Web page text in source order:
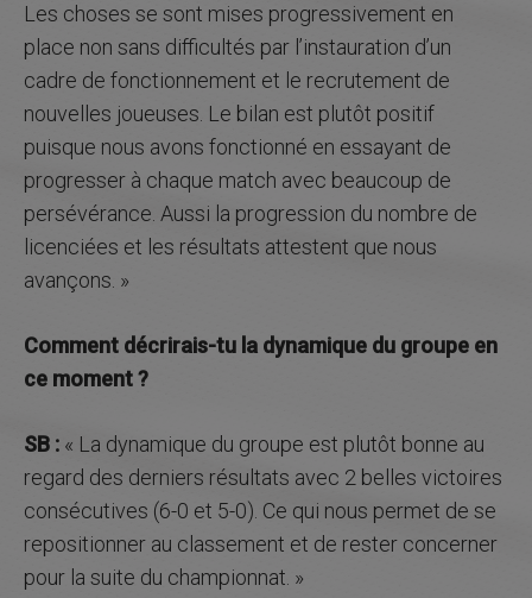
Les choses se sont mises progressivement en
place non sans difficultés par l’instauration d’un
cadre de fonctionnement et le recrutement de
nouvelles joueuses. Le bilan est plutôt positif
puisque nous avons fonctionné en essayant de
progresser à chaque match avec beaucoup de
persévérance. Aussi la progression du nombre de
licenciées et les résultats attestent que nous
avançons. »
Comment décrirais-tu la dynamique du groupe en
ce moment ?
SB : « La dynamique du groupe est plutôt bonne au
regard des derniers résultats avec 2 belles victoires
consécutives (6-0 et 5-0). Ce qui nous permet de se
repositionner au classement et de rester concerner
pour la suite du championnat. »